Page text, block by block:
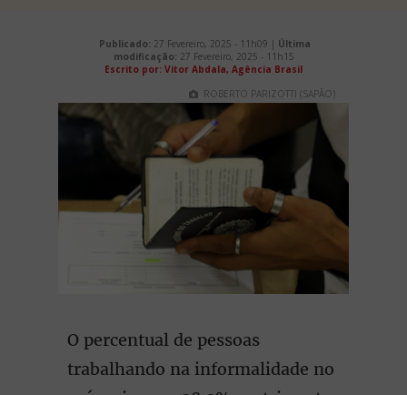
Publicado: 27 Fevereiro, 2025 - 11h09 | Última
modificação: 27 Fevereiro, 2025 - 11h15
Escrito por: Vitor Abdala, Agência Brasil
ROBERTO PARIZOTTI (SAPÃO)
O percentual de pessoas
trabalhando na informalidade no